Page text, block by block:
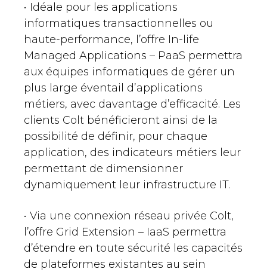
• Idéale pour les applications
informatiques transactionnelles ou
haute-performance, l’offre In-life
Managed Applications – PaaS permettra
aux équipes informatiques de gérer un
plus large éventail d’applications
métiers, avec davantage d’efficacité. Les
clients Colt bénéficieront ainsi de la
possibilité de définir, pour chaque
application, des indicateurs métiers leur
permettant de dimensionner
dynamiquement leur infrastructure IT.
• Via une connexion réseau privée Colt,
l’offre Grid Extension – IaaS permettra
d’étendre en toute sécurité les capacités
de plateformes existantes au sein